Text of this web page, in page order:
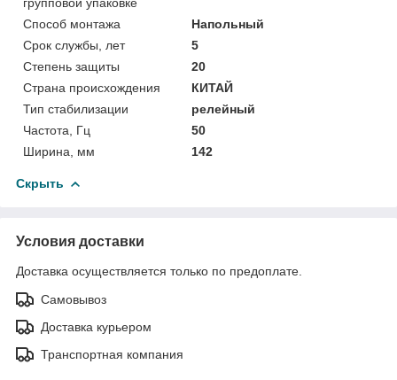
Способ монтажа
Напольный
Срок службы, лет
5
Степень защиты
20
Страна происхождения
КИТАЙ
Тип стабилизации
релейный
Частота, Гц
50
Ширина, мм
142
Скрыть
Условия доставки
Доставка осуществляется только по предоплате.
Самовывоз
Доставка курьером
Транспортная компания